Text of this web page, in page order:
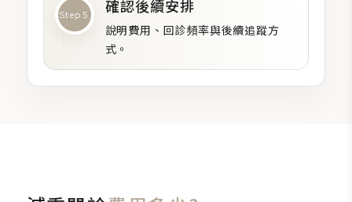
Step 5 確認後續安排
說明費用、回診頻率與後續追蹤方
式。